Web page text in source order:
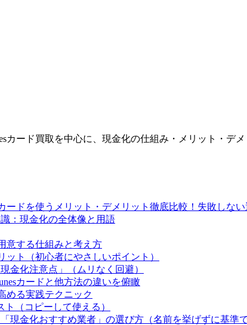
カード買取を中心に、現金化の仕組み・メリット・デ
ードを使うメリット・デメリット徹底比較！失敗しな
：現金化の全体像と用語
意する仕組みと考え方
ット（初心者にやさしいポイント）
金化注意点」（ムリなく回避）
カードと他方法の違いを俯瞰
める実践テクニック
（コピーして使える）
現金化おすすめ業者」の選び方（名前を挙げずに基準で